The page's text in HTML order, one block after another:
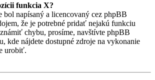
funkcia X?
bol napísaný a licencovaný cez phpBB
že je potrebné pridať nejakú funkciu
chybu, prosíme, navštívte phpBB
kde nájdete dostupné zdroje na vykonanie
urobiť.